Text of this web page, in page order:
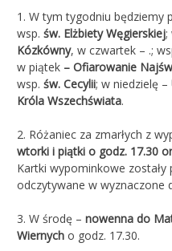
1. W tym tygodniu będziemy
wsp. św. Elżbiety Węgierskiej;
Kózkówny, w czwartek – .;
w piątek – Ofiarowanie
wsp. św. Cecylii; w niedzielę –
Króla Wszechświata.
2. Różaniec za zmarłych z
wtorki i piątki o godz. 17.30
Kartki wypominkowe zostały
odczytywane w wyznaczone
3. W środę – nowenna do
Wiernych o godz. 17.30.